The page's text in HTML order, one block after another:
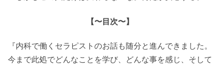
【〜目次〜】
『内科で働くセラピストのお話も随分と進んできました。
今まで此処でどんなことを学び、どんな事を感じ、そして